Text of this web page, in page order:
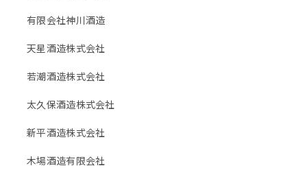
有限会社神川酒造
天星酒造株式会社
若潮酒造株式会社
太久保酒造株式会社
新平酒造株式会社
木場酒造有限会社